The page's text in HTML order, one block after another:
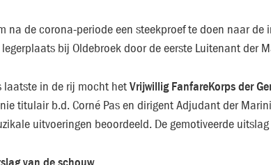
na de corona-periode een steekproef te doen naar
bij Oldebroek door de eerste Luitenant der
laatste in de rij mocht hetVrijwillig FanfareKorps der
titulair b.d. Corné Pas en dirigent Adjudant der
uitvoeringen beoordeeld. De gemotiveerde
van de schouw